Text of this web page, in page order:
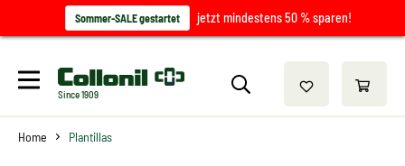
Sommer-SALE gestartet jetzt mindestens 50 % sparen!
Since 1909
Home Plantillas